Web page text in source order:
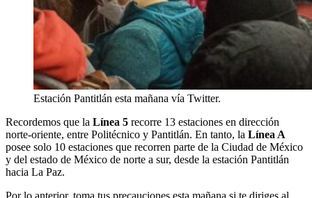
Estación Pantitlán esta mañana vía Twitter.
Recordemos que la Línea 5 recorre 13 estaciones en dirección
norte-oriente, entre Politécnico y Pantitlán. En tanto, la Línea A
posee solo 10 estaciones que recorren parte de la Ciudad de México
y del estado de México de norte a sur, desde la estación Pantitlán
hacia La Paz.